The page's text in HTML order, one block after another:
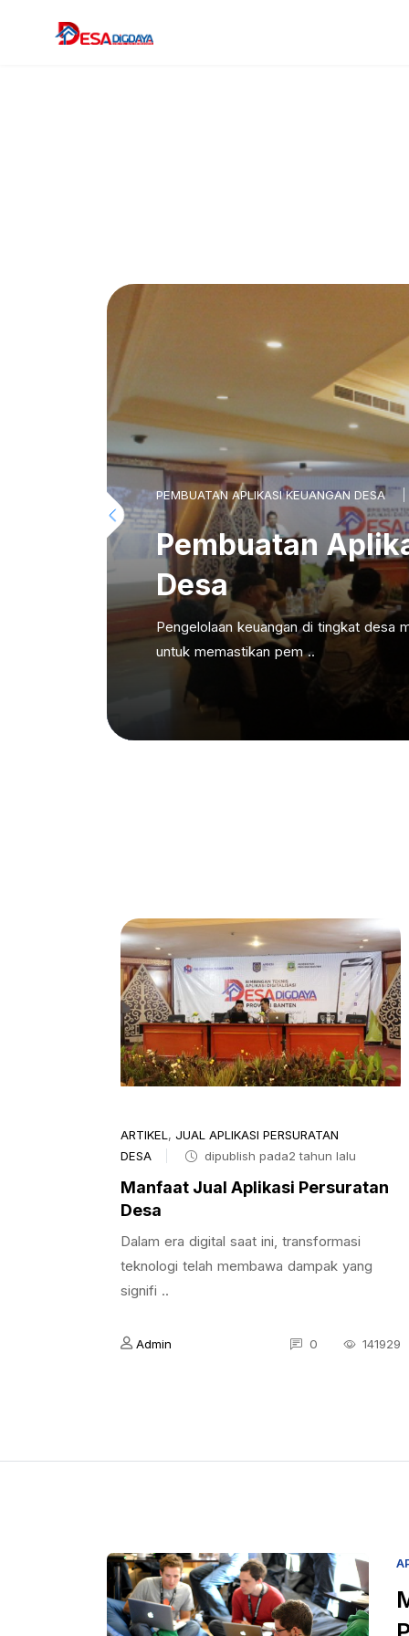
PEMBUATAN APLIKASI KEUANGAN DESA
Pembuatan
Desa
Pengelolaan keuangan di tingkat desa
untuk memastikan pem ..
ARTIKEL , JUAL APLIKASI PERSURATAN
DESA
dipublish pada2 tahun lalu
Manfaat Jual Aplikasi Persuratan
Desa
Dalam era digital saat ini, transformasi
teknologi telah membawa dampak yang
signifi ..
Admin 0 141929